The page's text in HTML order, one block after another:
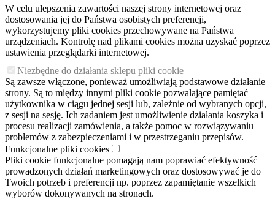
W celu ulepszenia zawartości naszej strony internetowej oraz
dostosowania jej do Państwa osobistych preferencji,
wykorzystujemy pliki cookies przechowywane na Państwa
urządzeniach. Kontrolę nad plikami cookies można uzyskać poprzez
ustawienia przeglądarki internetowej.
Niezbędne do działania sklepu pliki cookie
Są zawsze włączone, ponieważ umożliwiają podstawowe działanie
strony. Są to między innymi pliki cookie pozwalające pamiętać
użytkownika w ciągu jednej sesji lub, zależnie od wybranych opcji,
z sesji na sesję. Ich zadaniem jest umożliwienie działania koszyka i
procesu realizacji zamówienia, a także pomoc w rozwiązywaniu
problemów z zabezpieczeniami i w przestrzeganiu przepisów.
Funkcjonalne pliki cookies
Pliki cookie funkcjonalne pomagają nam poprawiać efektywność
prowadzonych działań marketingowych oraz dostosowywać je do
Twoich potrzeb i preferencji np. poprzez zapamiętanie wszelkich
wyborów dokonywanych na stronach.